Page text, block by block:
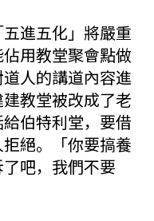
進五化」將嚴重
用教堂聚會點做
人的講道內容進
教堂被改成了老
伯特利堂，要借
絕。「你要搞養
吧，我們不要